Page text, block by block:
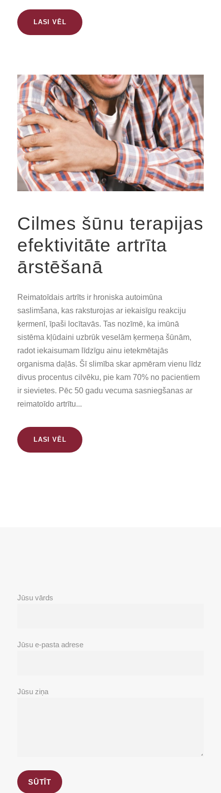
LASI VĒL
Cilmes šūnu terapijas
efektivitāte artrīta
ārstēšanā
Reimatoīdais artrīts ir hroniska autoimūna
saslimšana, kas raksturojas ar iekaisīgu reakciju
ķermenī, īpaši locītavās. Tas nozīmē, ka imūnā
sistēma kļūdaini uzbrūk veselām ķermeņa šūnām,
radot iekaisumam līdzīgu ainu ietekmētajās
organisma daļās. Šī slimība skar apmēram vienu līdz
divus procentus cilvēku, pie kam 70% no pacientiem
ir sievietes. Pēc 50 gadu vecuma sasniegšanas ar
reimatoīdo artrītu...
LASI VĒL
Jūsu vārds
Jūsu e-pasta adrese
Jūsu ziņa